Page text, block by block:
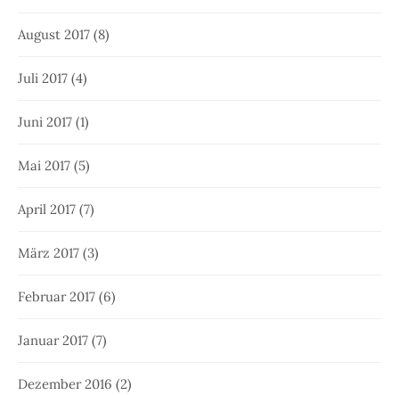
August 2017 (8)
Juli 2017 (4)
Juni 2017 (1)
Mai 2017 (5)
April 2017 (7)
März 2017 (3)
Februar 2017 (6)
Januar 2017 (7)
Dezember 2016 (2)